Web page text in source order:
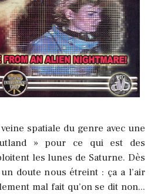
spatiale du genre avec une
» pour ce qui est des
les lunes de Saturne. Dès
doute nous étreint : ça a l’air
mal fait qu’on se dit non...